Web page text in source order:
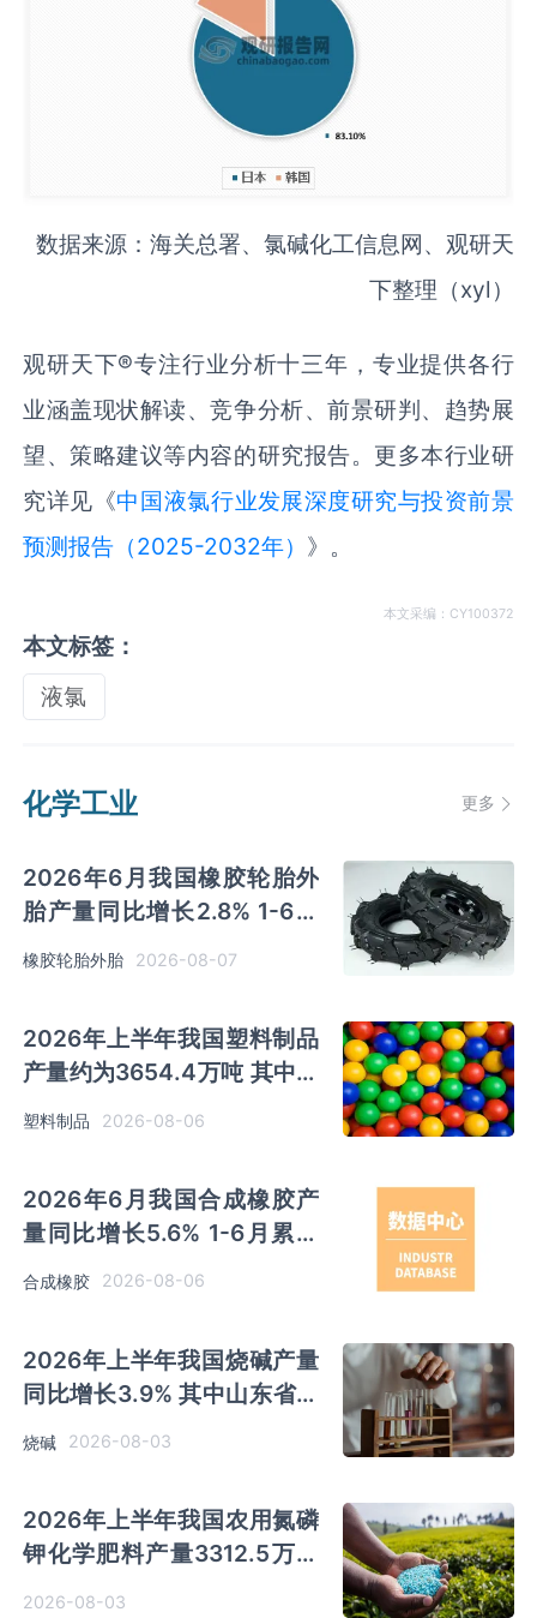
数据来源：海关总署、氯碱化工信息网、观研天
下整理（xyl）
观研天下®专注行业分析十三年，专业提供各行
业涵盖现状解读、竞争分析、前景研判、趋势展
望、策略建议等内容的研究报告。更多本行业研
究详见《中国‌‌液氯‌‌行业发展深度研究与投资前景
预测报告（2025-2032年） 》。
本文采编：CY100372
本文标签：
液氯
化学工业 更多
2026年6月我国橡胶轮胎外
胎产量同比增长2.8% 1-6月
累计产量同比增长2%
橡胶轮胎外胎 2026-08-07
2026年上半年我国塑料制品
产量约为3654.4万吨 其中江
苏、浙江产量分别占比
18.9%、16.0%
塑料制品 2026-08-06
2026年6月我国合成橡胶产
量同比增长5.6% 1-6月累计
产量同比增长6.4%
合成橡胶 2026-08-06
2026年上半年我国烧碱产量
同比增长3.9% 其中山东省产
烧碱 2026-08-03
2026年上半年我国农用氮磷
钾化学肥料产量3312.5万吨
2026-08-03